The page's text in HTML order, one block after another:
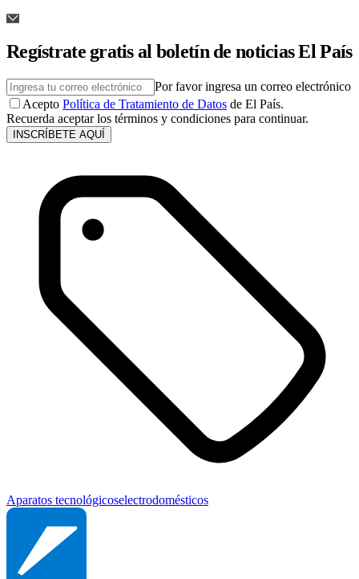
Regístrate gratis al boletín de noticias El País
Por favor ingresa un correo electrónico
Acepto Política de Tratamiento de Datos de El País.
Recuerda aceptar los términos y condiciones para continuar.
INSCRÍBETE AQUÍ
Aparatos tecnológicoselectrodomésticos